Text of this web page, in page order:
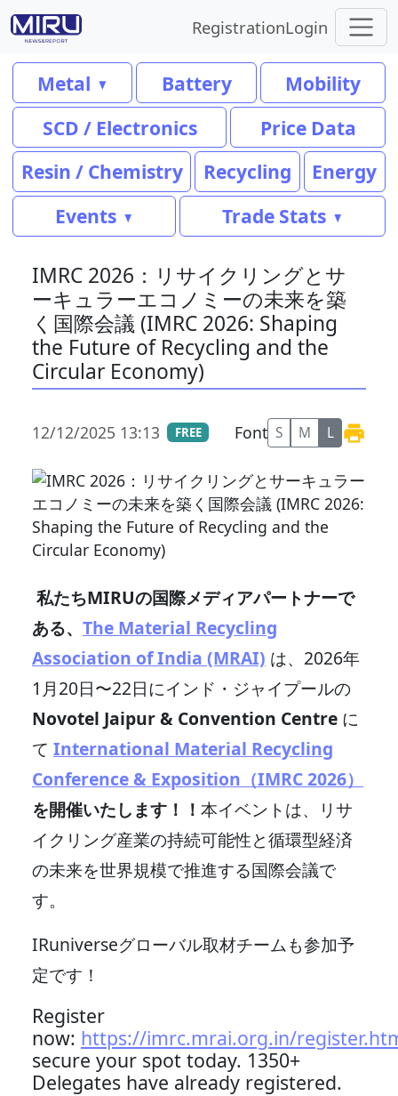
RegistrationLogin
Metal Battery
Mobility
SCD / Electronics
Price Data
Resin / Chemistry
Recycling
Energy
Events
Trade Stats
IMRC 2026：リサイクリングとサ
ーキュラーエコノミーの未来を築
く国際会議 (IMRC 2026: Shaping
the Future of Recycling and the
Circular Economy)
12/12/2025 13:13 FREE Font S M L
私たちMIRUの国際メディアパートナーで
ある、 The Material Recycling
Association of India (MRAI) は、2026年
1月20日〜22日にインド・ジャイプールの
Novotel Jaipur & Convention Centre に
て International Material Recycling
Conference & Exposition（IMRC 2026）
を開催いたします！！ 本イベントは、リサ
イクリング産業の持続可能性と循環型経済
の未来を世界規模で推進する国際会議で
す。
IRuniverseグローバル取材チームも参加予
定です！
Register
now: https://imrc.mrai.org.in/
secure your spot today. 1350+
Delegates have already registered.